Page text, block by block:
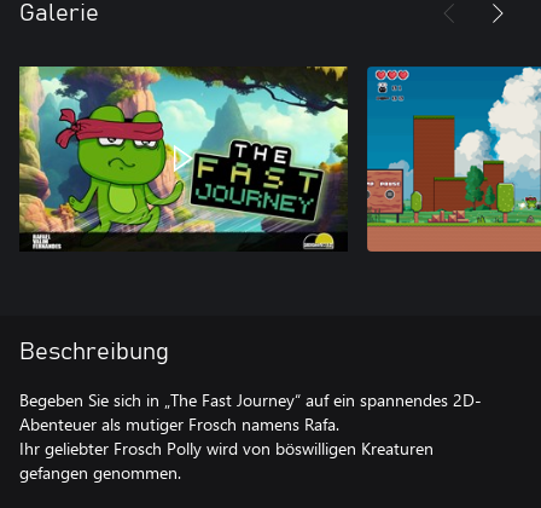
Galerie
Beschreibung
Begeben Sie sich in „The Fast Journey“ auf ein spannendes 2D-
Abenteuer als mutiger Frosch namens Rafa.
Ihr geliebter Frosch Polly wird von böswilligen Kreaturen
gefangen genommen.